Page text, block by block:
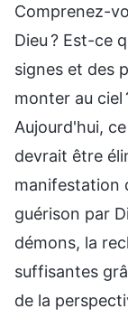
Comprenez-
Dieu ? Est-ce
signes et des
monter au ciel
Aujourd'hui,
devrait être
manifestation
guérison par
démons, la
suffisantes
de la